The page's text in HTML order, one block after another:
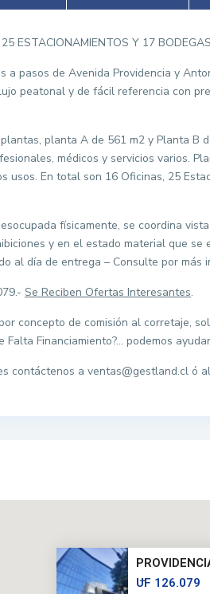
ESTACIONAMIENTOS Y 17 BODEGAS
a pasos de Avenida Providencia y
peatonal y de fácil referencia con
planta A de 561 m2 y Planta B
médicos y servicios varios.
usos. En total son 16 Oficinas, 25
físicamente, se coordina
y en el estado material que se
al día de entrega – Consulte por más
Se Reciben Ofertas Interesantes.
concepto de comisión al corretaje,
Falta Financiamiento?… podemos
contáctenos a ventas@gestland.cl ó
...
UF 126.079